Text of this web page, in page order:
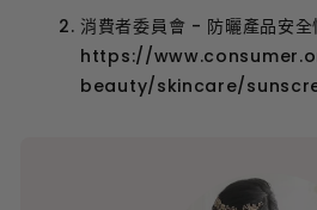
消費者委員會 - 防曬產品安全
https://
beauty/skincare/